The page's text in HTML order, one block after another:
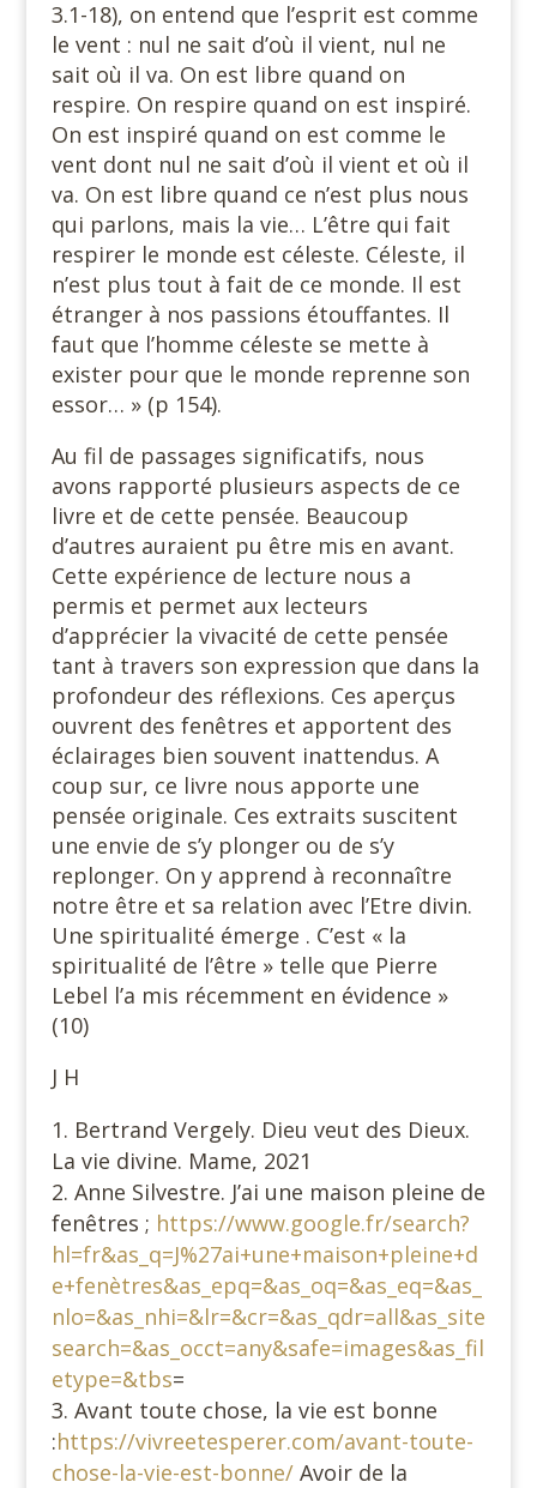
3.1-18), on entend que l’esprit est comme
le vent : nul ne sait d’où il vient, nul ne
sait où il va. On est libre quand on
respire. On respire quand on est inspiré.
On est inspiré quand on est comme le
vent dont nul ne sait d’où il vient et où il
va. On est libre quand ce n’est plus nous
qui parlons, mais la vie… L’être qui fait
respirer le monde est céleste. Céleste, il
n’est plus tout à fait de ce monde. Il est
étranger à nos passions étouffantes. Il
faut que l’homme céleste se mette à
exister pour que le monde reprenne son
essor… » (p 154).
Au fil de passages significatifs, nous
avons rapporté plusieurs aspects de ce
livre et de cette pensée. Beaucoup
d’autres auraient pu être mis en avant.
Cette expérience de lecture nous a
permis et permet aux lecteurs
d’apprécier la vivacité de cette pensée
tant à travers son expression que dans la
profondeur des réflexions. Ces aperçus
ouvrent des fenêtres et apportent des
éclairages bien souvent inattendus. A
coup sur, ce livre nous apporte une
pensée originale. Ces extraits suscitent
une envie de s’y plonger ou de s’y
replonger. On y apprend à reconnaître
notre être et sa relation avec l’Etre divin.
Une spiritualité émerge . C’est « la
spiritualité de l’être » telle que Pierre
Lebel l’a mis récemment en évidence »
(10)
J H
Bertrand Vergely. Dieu veut des Dieux.
La vie divine. Mame, 2021
Anne Silvestre. J’ai une maison pleine de
fenêtres ; https://www.google.fr/search?
hl=fr&as_q=J%27ai+une+maison+pleine+d
e+fenètres&as_epq=&as_oq=&as_eq=&as_
nlo=&as_nhi=&lr=&cr=&as_qdr=all&as_site
search=&as_occt=any&safe=images&as_fil
etype=&tbs=
Avant toute chose, la vie est bonne
:https://vivreetesperer.com/avant-toute-
chose-la-vie-est-bonne/Avoir de la